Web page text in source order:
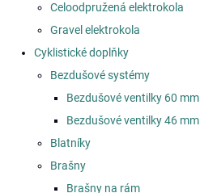
Celoodpružená elektrokola
Gravel elektrokola
Cyklistické doplňky
Bezdušové systémy
Bezdušové ventilky 60 mm
Bezdušové ventilky 46 mm
Blatníky
Brašny
Brašny na rám